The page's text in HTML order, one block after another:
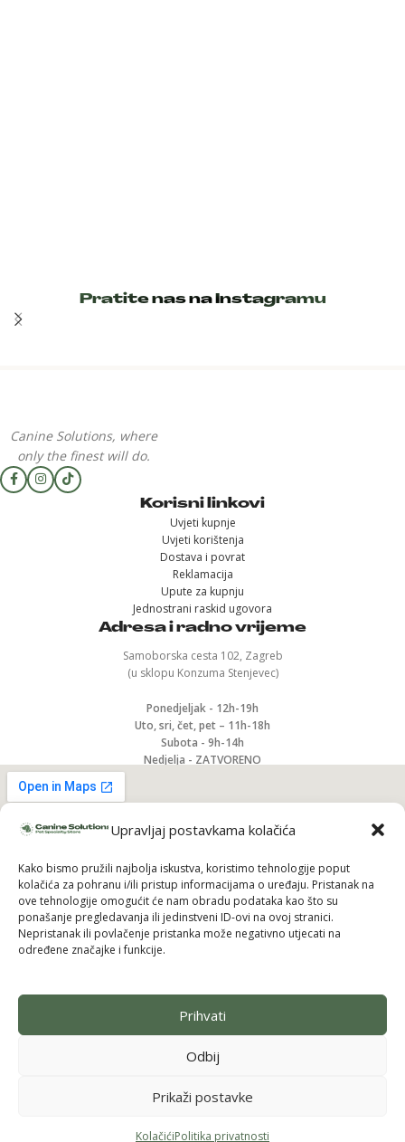
Upravljaj postavkama kolačića
Kako bismo pružili najbolja iskustva, koristimo tehnologije poput
kolačića za pohranu i/ili pristup informacijama o uređaju. Pristanak na
ove tehnologije omogućit će nam obradu podataka kao što su
ponašanje pregledavanja ili jedinstveni ID-ovi na ovoj stranici.
Nepristanak ili povlačenje pristanka može negativno utjecati na
određene značajke i funkcije.
Prihvati
Odbij
Prikaži postavke
KolačićiPolitika privatnosti
Pratite nas na Instagramu
Canine Solutions, where
only the finest will do.
Korisni linkovi
Uvjeti kupnje
Uvjeti korištenja
Dostava i povrat
Reklamacija
Upute za kupnju
Jednostrani raskid ugovora
Adresa i radno vrijeme
Samoborska cesta 102, Zagreb
(u sklopu Konzuma Stenjevec)
Ponedjeljak - 12h-19h
Uto, sri, čet, pet – 11h-18h
Subota - 9h-14h
Nedjelja - ZATVORENO
Pridruži se i uzmi 10% popusta na prvu
narudžbu
proizvode i posebne ponude — uz to odmah dobivaš
na svoju prvu kupnju.